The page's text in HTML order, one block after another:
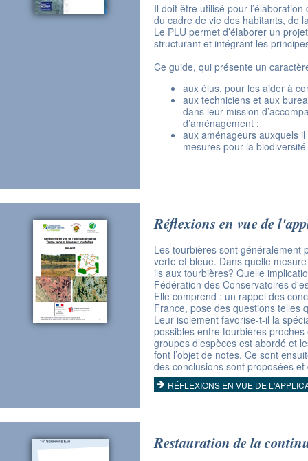
Il doit être utilisé pour
du cadre de vie des habitants, de
Le PLU permet d’élaborer un
structurant et intégrant les
Ce guide, qui présente un
aux élus, pour les aider à
aux techniciens et aux
dans leur mission
d’aménagement ;
aux aménageurs auxquels
mesures pour la
Réflexions en vue de
Les tourbières sont généralement
verte et bleue. Dans quelle
ils aux tourbières? Quelle
Fédération des Conservatoires
Elle comprend : un rappel des
France, pose des questions telles
Leur isolement favorise-t-il la
possibles entre tourbières
groupes d’espèces est abordé et
font l’objet de notes. Ce sont
des conclusions sont proposées
RÉFLEXIONS EN VUE DE
Restauration de la